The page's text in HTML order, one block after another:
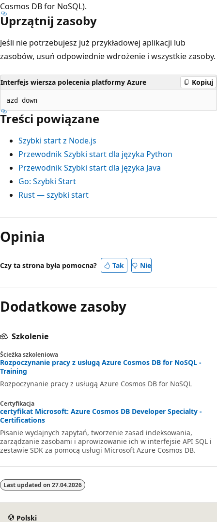
Cosmos DB for NoSQL).
Uprzątnij zasoby
Jeśli nie potrzebujesz już przykładowej aplikacji lub
zasobów, usuń odpowiednie wdrożenie i wszystkie zasoby.
Interfejs wiersza polecenia platformy Azure Kopiuj
Treści powiązane
Szybki start z Node.js
Przewodnik Szybki start dla języka Python
Przewodnik Szybki start dla języka Java
Go: Szybki Start
Rust — szybki start
Opinia
Czy ta strona była pomocna? Tak Nie
Dodatkowe zasoby
Szkolenie
Ścieżka szkoleniowa
Rozpoczynanie pracy z usługą Azure Cosmos DB for NoSQL -
Training
Rozpoczynanie pracy z usługą Azure Cosmos DB for NoSQL
Certyfikacja
certyfikat Microsoft: Azure Cosmos DB Developer Specialty -
Certifications
Pisanie wydajnych zapytań, tworzenie zasad indeksowania,
zarządzanie zasobami i aprowizowanie ich w interfejsie API SQL i
zestawie SDK za pomocą usługi Microsoft Azure Cosmos DB.
Last updated on 27.04.2026
Polski